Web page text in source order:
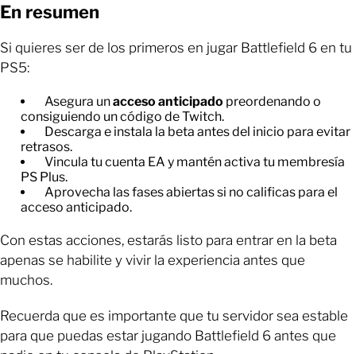
En resumen
Si quieres ser de los primeros en jugar Battlefield 6 en tu
PS5:
Asegura unacceso anticipado preordenando o
consiguiendo un código de Twitch.
Descarga e instala la beta antes del inicio para evitar
retrasos.
Vincula tu cuenta EA y mantén activa tu membresía
PS Plus.
Aprovecha las fases abiertas si no calificas para el
acceso anticipado.
Con estas acciones, estarás listo para entrar en la beta
apenas se habilite y vivir la experiencia antes que
muchos.
Recuerda que es importante que tu servidor sea estable
para que puedas estar jugando Battlefield 6 antes que